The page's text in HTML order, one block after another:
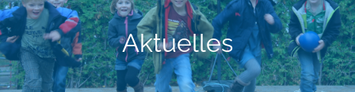
Aktuelles